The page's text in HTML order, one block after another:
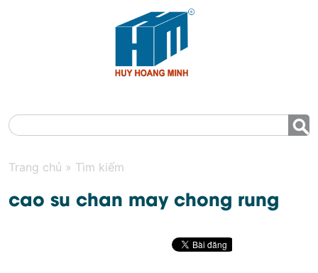
Trang chủ » Tìm kiếm
cao su chan may chong rung